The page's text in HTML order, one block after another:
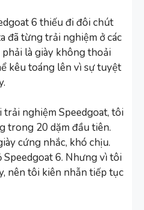
6 thiếu đi đôi chút
đã từng trải nghiệm ở các
là giày không thoải
kêu toáng lên vì sự tuyệt
trải nghiệm Speedgoat, tôi
trong 20 dặm đầu tiên.
cứng nhắc, khó chịu.
6. Nhưng vì tôi
nên tôi kiên nhẫn tiếp tục